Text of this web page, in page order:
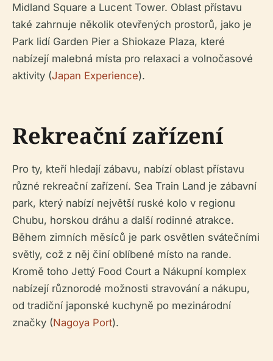
Midland Square a Lucent Tower. Oblast přístavu
také zahrnuje několik otevřených prostorů, jako je
Park lidí Garden Pier a Shiokaze Plaza, které
nabízejí malebná místa pro relaxaci a volnočasové
aktivity (Japan Experience).
Rekreační zařízení
Pro ty, kteří hledají zábavu, nabízí oblast přístavu
různé rekreační zařízení. Sea Train Land je zábavní
park, který nabízí největší ruské kolo v regionu
Chubu, horskou dráhu a další rodinné atrakce.
Během zimních měsíců je park osvětlen svátečními
světly, což z něj činí oblíbené místo na rande.
Kromě toho Jettý Food Court a Nákupní komplex
nabízejí různorodé možnosti stravování a nákupu,
od tradiční japonské kuchyně po mezinárodní
značky (Nagoya Port).